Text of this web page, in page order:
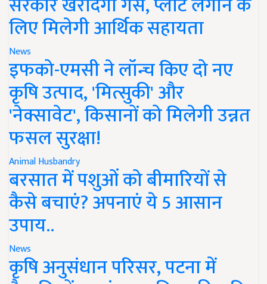
लिए मिलेगी आर्थिक सहायता
News
इफको-एमसी ने लॉन्च किए दो नए
कृषि उत्पाद, 'मित्सुकी' और
'नेक्सावेट', किसानों को मिलेगी उन्नत
फसल सुरक्षा!
Animal Husbandry
बरसात में पशुओं को बीमारियों से
कैसे बचाएं? अपनाएं ये 5 आसान
उपाय..
News
कृषि अनुसंधान परिसर, पटना में